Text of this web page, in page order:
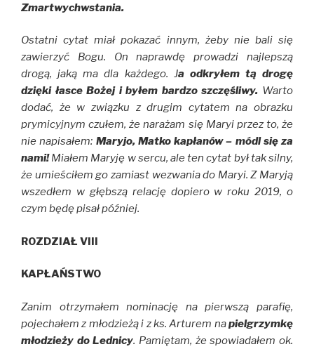
Zmartwychwstania.
Ostatni cytat miał pokazać innym, żeby nie bali się
zawierzyć Bogu. On naprawdę prowadzi najlepszą
drogą, jaką ma dla każdego. Ja odkryłem tą drogę
dzięki łasce Bożej i byłem bardzo szczęśliwy. Warto
dodać, że w związku z drugim cytatem na obrazku
prymicyjnym czułem, że narażam się Maryi przez to, że
nie napisałem: Maryjo, Matko kapłanów – módl się za
nami!Miałem Maryję w sercu, ale ten cytat był tak silny,
że umieściłem go zamiast wezwania do Maryi. Z Maryją
wszedłem w głębszą relację dopiero w roku 2019, o
czym będę pisał później.
ROZDZIAŁ VIII
KAPŁAŃSTWO
Zanim otrzymałem nominację na pierwszą parafię,
pojechałem z młodzieżą i z ks. Arturem napielgrzymkę
młodzieży do Lednicy. Pamiętam, że spowiadałem ok.